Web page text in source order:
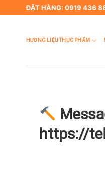
ĐẶT HÀNG: 0919 436
HƯƠNG LIỆU THỰC PHẨM
https://